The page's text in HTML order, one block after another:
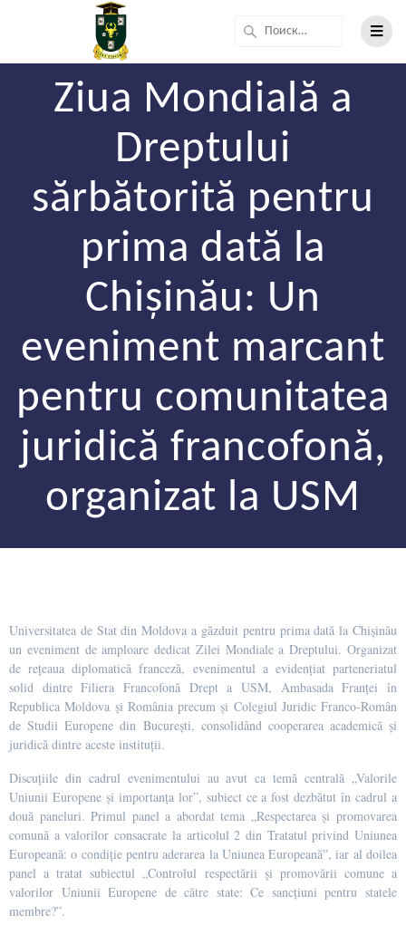
Ziua Mondială a
Dreptului
sărbătorită pentru
prima dată la
Chișinău: Un
eveniment marcant
pentru comunitatea
juridică francofonă,
organizat la USM
Universitatea de Stat din Moldova a găzduit pentru prima dată la Chișinău
un eveniment de amploare dedicat Zilei Mondiale a Dreptului. Organizat
de rețeaua diplomatică franceză, evenimentul a evidențiat parteneriatul
solid dintre Filiera Francofonă Drept a USM, Ambasada Franței în
Republica Moldova și România precum și Colegiul Juridic Franco-Român
de Studii Europene din București, consolidând cooperarea academică și
juridică dintre aceste instituții.
Discuțiile din cadrul evenimentului au avut ca temă centrală „Valorile
Uniunii Europene și importanța lor”, subiect ce a fost dezbătut în cadrul a
două paneluri. Primul panel a abordat tema „Respectarea și promovarea
comună a valorilor consacrate la articolul 2 din Tratatul privind Uniunea
Europeană: o condiție pentru aderarea la Uniunea Europeană”, iar al doilea
panel a tratat subiectul „Controlul respectării și promovării comune a
valorilor Uniunii Europene de către state: Ce sancțiuni pentru statele
membre?”.